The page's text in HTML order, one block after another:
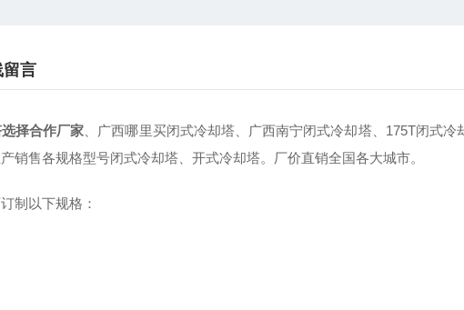
留言
择合作厂家 、广西哪里买闭式冷却塔、广西南宁闭式冷却塔、175T闭式
销售各规格型号闭式冷却塔、开式冷却塔。厂价直销全国各大城市。
制以下规格：